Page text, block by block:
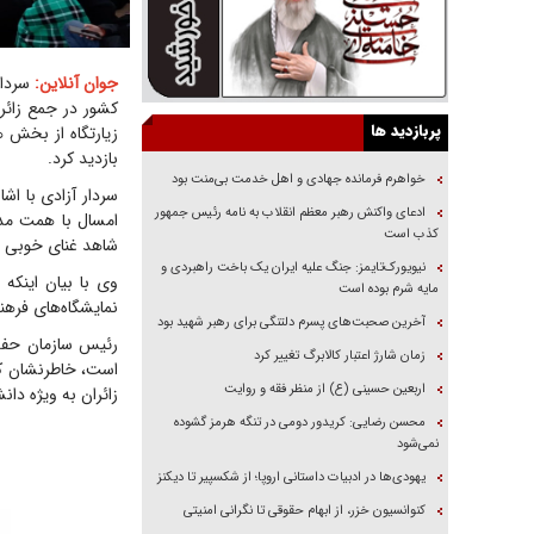
جوان آنلاین:
کشور در جمع
زیارتگاه از
بازدید کرد.
سردار آزادی با
امسال با همت
شاهد غنای خوبی
وی با بیان
نمایشگاه‌های
رئیس سازمان
است، خاطرنشان
زائران به ویژه
پربازدید ها
خواهرم فرمانده جهادی و اهل خدمت بی‌منت بود
ادعای واکنش رهبر معظم انقلاب به نامه رئیس جمهور
کذب است
نیویورک‌تایمز: جنگ علیه ایران یک باخت راهبردی و
مایه شرم بوده است
آخرین صحبت‌های پسرم دلتنگی برای رهبر شهید بود
زمان شارژ اعتبار کالابرگ تغییر کرد
اربعین حسینی (ع) از منظر فقه و روایت
محسن رضایی: کریدور دومی در تنگه هرمز گشوده
نمی‌شود
یهودی‌ها در ادبیات داستانی اروپا؛ از شکسپیر تا دیکنز
کنوانسیون خزر، از ابهام حقوقی تا نگرانی امنیتی